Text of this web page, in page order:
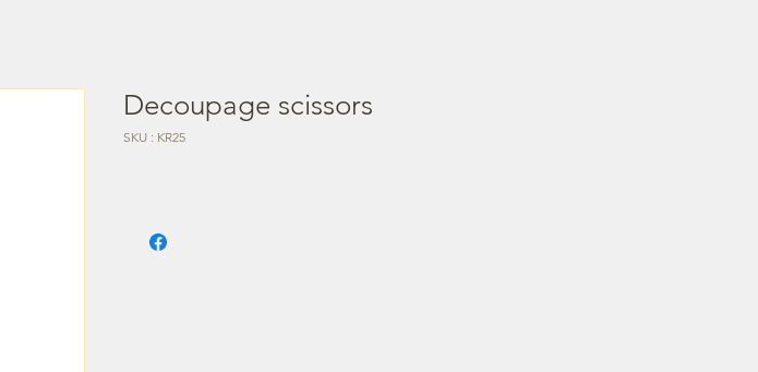
Decoupage scissors
SKU : KR25